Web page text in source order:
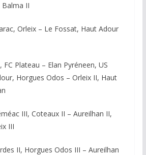
Balma II
Orleix – Le Fossat, Haut Adour
FC Plateau – Elan Pyréneen, US
Horgues Odos – Orleix II, Haut
III, Coteaux II – Aureilhan II,
III
II, Horgues Odos III – Aureilhan